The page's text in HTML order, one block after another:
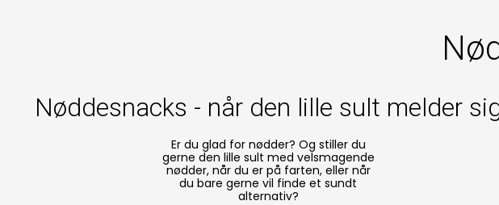
Nøddesnacks - når den lille sult melder
Er du glad for nødder? Og stiller du
gerne den lille sult med velsmagende
nødder, når du er på farten, eller når
du bare gerne vil finde et sundt
alternativ?